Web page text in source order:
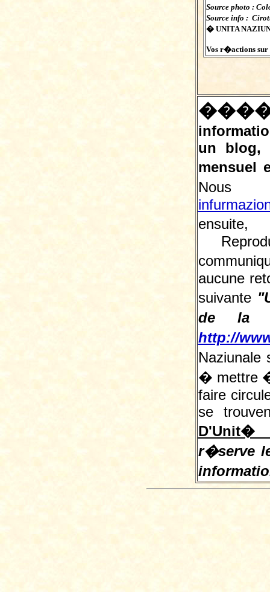
Source photo :
Source info :
� UNITA
Vos r�actions
un blog,
mensuel
Nous
ensuite,
aucune
suivante
de la
http://
� mettre
faire
se
D'Unit�
r�serve